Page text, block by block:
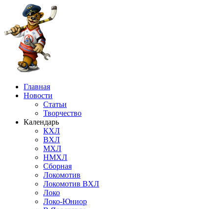
Главная
Новости
Статьи
Творчество
Календарь
КХЛ
ВХЛ
МХЛ
НМХЛ
Сборная
Локомотив
Локомотив ВХЛ
Локо
Локо-Юниор